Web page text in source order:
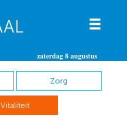
zaterdag 8 augustus
Zorg
Vitaliteit